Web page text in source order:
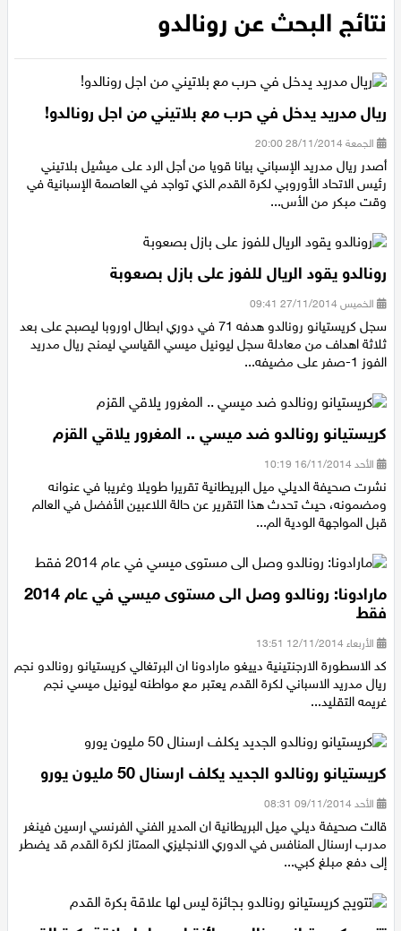
دير حنا
سخنين
عرابة
اخبار عالمية
رياضة
رياضة محلية
رياضة عالمية
تقارير خاصة
اقتصاد
مقالات
مطبخ
صحة وطب
مجلة الحمرا
جمال وازياء
تكنولوجيا
فن
ستوديو انتخابات 2022
نتائج البحث عن رونالدو
ريال مدريد يدخل في حرب مع بلاتيني من اجل رونالدو!
الجمعة 28/11/2014 20:00
أصدر ريال مدريد الإسباني بيانا قويا من أجل الرد على ميشيل بلاتيني
رئيس الاتحاد الأوروبي لكرة القدم الذي تواجد في العاصمة الإسبانية في
رونالدو يقود الريال للفوز على بازل بصعوبة
الخميس 27/11/2014 09:41
سجل كريستيانو رونالدو هدفه 71 في دوري ابطال اوروبا ليصبح على بعد
ثلاثة اهداف من معادلة سجل ليونيل ميسي القياسي ليمنح ريال مدريد
كريستيانو رونالدو ضد ميسي .. المغرور يلاقي القزم
الأحد 16/11/2014 10:19
نشرت صحيفة الديلي ميل البريطانية تقريرا طويلا وغريبا في عنوانه
ومضمونه، حيث تحدث هذا التقرير عن حالة اللاعبين الأفضل في العالم
فقط
الأربعاء 12/11/2014 13:51
كد الاسطورة الارجنتينية دييغو مارادونا ان البرتغالي كريستيانو رونالدو نجم
ريال مدريد الاسباني لكرة القدم يعتبر مع مواطنه ليونيل ميسي نجم
كريستيانو رونالدو الجديد يكلف ارسنال 50 مليون يورو
الأحد 09/11/2014 08:31
قالت صحيفة ديلي ميل البريطانية ان المدير الفني الفرنسي ارسين فينغر
مدرب ارسنال المنافس في الدوري الانجليزي الممتاز لكرة القدم قد يضطر